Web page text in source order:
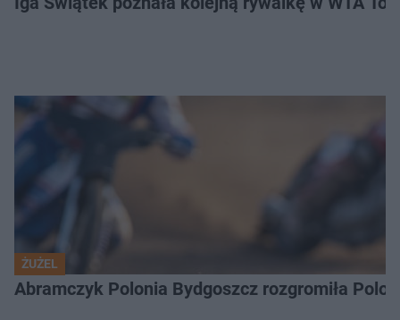
ŻUŻEL
Abramczyk Polonia Bydgoszcz rozgromiła